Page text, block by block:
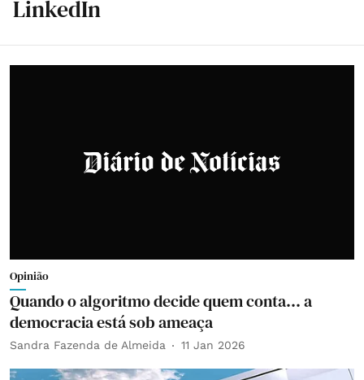
LinkedIn
Opinião
Quando o algoritmo decide quem conta… a
democracia está sob ameaça
Sandra Fazenda de Almeida 11 Jan 2026